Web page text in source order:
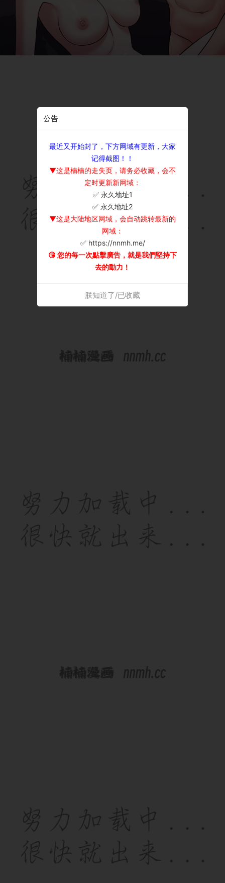
公告
最近又开始封了，下方网域有更新，大家
记得截图！！
▼这是楠楠的走失页，请务必收藏，会不
定时更新新网域：
✅ 永久地址1
✅ 永久地址2
▼这是大陆地区网域，会自动跳转最新的
网域：
✅ https://nnmh.me/
😘 您的每一次點擊廣告，就是我們堅持下
去的動力！
朕知道了/已收藏